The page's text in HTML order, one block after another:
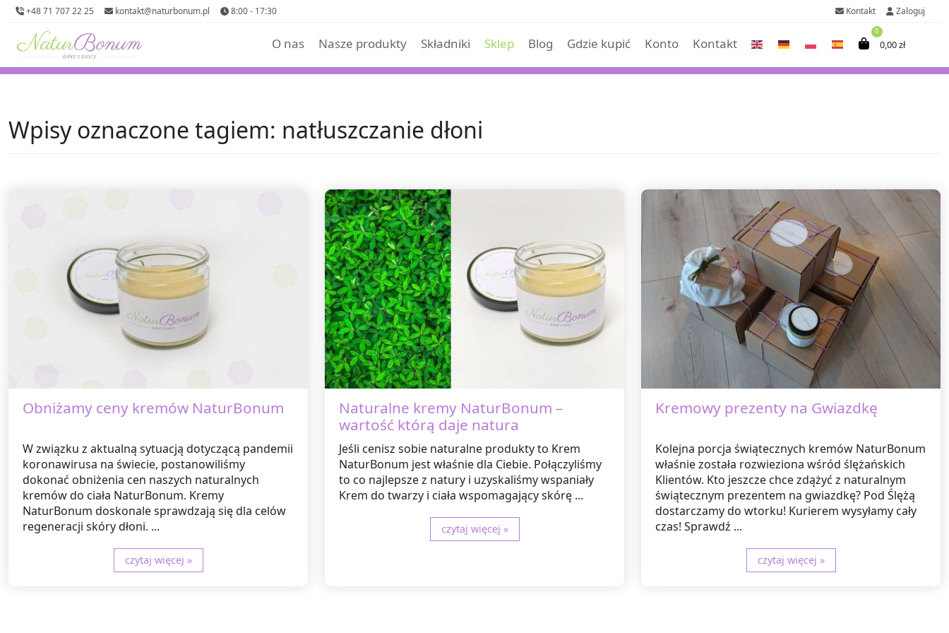
+48 71 707 22 25 kontakt@naturbonum.pl 8:00 - 17:30 Kontakt Zaloguj
O nas Nasze produkty Składniki Sklep Blog Gdzie kupić Konto Kontakt
0
0,00zł
Wpisy oznaczone tagiem: natłuszczanie dłoni
Obniżamy ceny kremów NaturBonum
W związku z aktualną sytuacją dotyczącą pandemii
koronawirusa na świecie, postanowiliśmy
dokonać obniżenia cen naszych naturalnych
kremów do ciała NaturBonum. Kremy
NaturBonum doskonale sprawdzają się dla celów
regeneracji skóry dłoni. ...
czytaj więcej »
Naturalne kremy NaturBonum –
wartość którą daje natura
Jeśli cenisz sobie naturalne produkty to Krem
NaturBonum jest właśnie dla Ciebie. Połączyliśmy
to co najlepsze z natury i uzyskaliśmy wspaniały
Krem do twarzy i ciała wspomagający skórę ...
czytaj więcej »
Kremowy prezenty na Gwiazdkę
Kolejna porcja świątecznych kremów NaturBonum
właśnie została rozwieziona wśród ślężańskich
Klientów. Kto jeszcze chce zdążyć z naturalnym
świątecznym prezentem na gwiazdkę? Pod Ślężą
dostarczamy do wtorku! Kurierem wysyłamy cały
czas! Sprawdź ...
czytaj więcej »